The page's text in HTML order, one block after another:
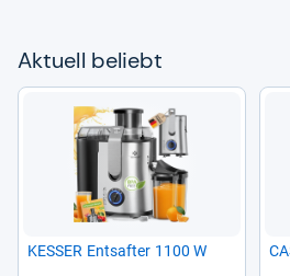
Aktu­ell beliebt
KES­SER Ent­saf­ter 1100 W